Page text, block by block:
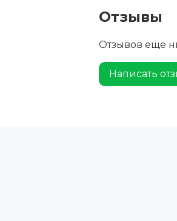
коробке из
варианта
Отзывы
Отзывов еще
Написать